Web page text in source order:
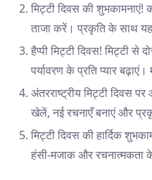
मिट्टी दिवस की
ताजा करें। प्रकृति के साथ
हैप्पी मिट्टी दिवस! मिट्टी से
पर्यावरण के प्रति प्यार
अंतरराष्ट्रीय मिट्टी दिवस
खेलें, नई रचनाएँ बनाएं और
मिट्टी दिवस की हार्दिक
हंसी-मजाक और रचनात्मकता